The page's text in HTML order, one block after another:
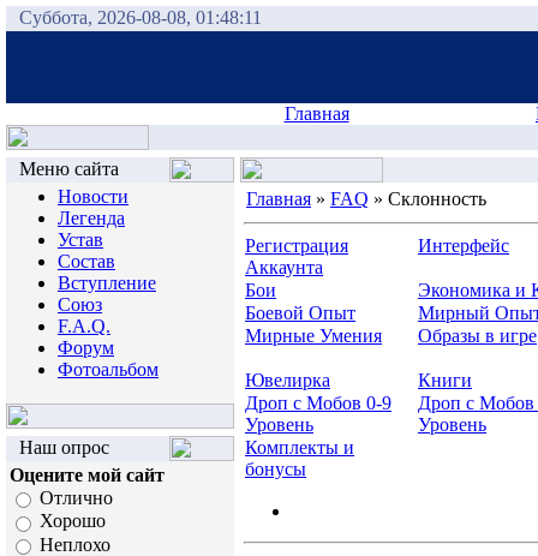
Суббота, 2026-08-08, 01:48:11
Главная
Меню сайта
Новости
Легенда
Устав
Состав
Вступление
Союз
F.A.Q.
Форум
Фотоальбом
Наш опрос
Оцените мой сайт
Отлично
Хорошо
Неплохо
Главная » FAQ » Склонность
Регистрация
Аккаунта
Интерфейс
Бои
Экономика и
Боевой Опыт
Мирный
Мирные Умения
Образы в игре
Ювелирка
Книги
Дроп с Мобов 0-9
Уровень
Дроп с Мобов
Уровень
Комплекты и
бонусы